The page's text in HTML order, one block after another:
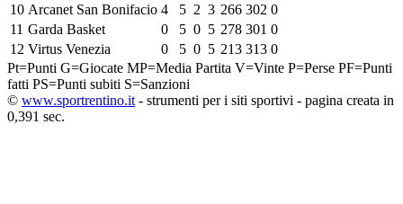
10 Arcanet San Bonifacio 4 5 2 3 266 302 0
11 Garda Basket 0 5 0 5 278 301 0
12 Virtus Venezia 0 5 0 5 213 313 0
Pt=Punti G=Giocate MP=Media Partita V=Vinte P=Perse PF=Punti
fatti PS=Punti subiti S=Sanzioni
© www.sportrentino.it - strumenti per i siti sportivi - pagina creata in
0,391 sec.